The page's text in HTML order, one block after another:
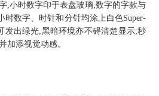
,小时数字印于表盘玻璃,数字的字款与
时数字、时针和分针均涂上白色Super-
发出绿光,黑暗环境亦不碍清楚显示;秒
加添视觉动感。